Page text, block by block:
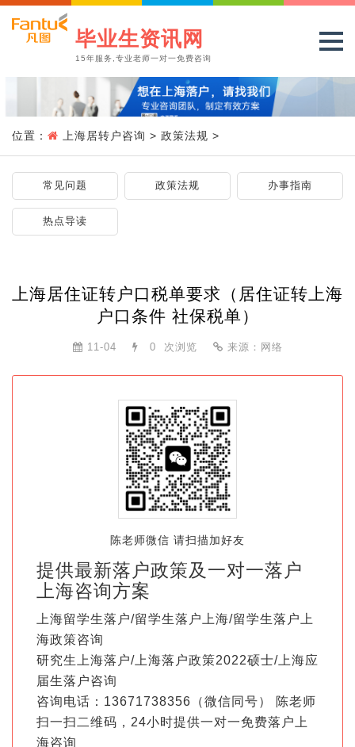
毕业生资讯网
15年服务,专业老师一对一免费咨询
位置： 上海居转户咨询 > 政策法规 >
常见问题 政策法规 办事指南
热点导读
上海居住证转户口税单要求（居住证转上海
户口条件 社保税单）
11-04 0 次浏览 来源：网络
陈老师微信 请扫描加好友
提供最新落户政策及一对一落户
上海咨询方案
上海留学生落户/留学生落户上海/留学生落户上
海政策咨询
研究生上海落户/上海落户政策2022硕士/上海应
届生落户咨询
咨询电话：13671738356（微信同号） 陈老师
扫一扫二维码，24小时提供一对一免费落户上
海咨询